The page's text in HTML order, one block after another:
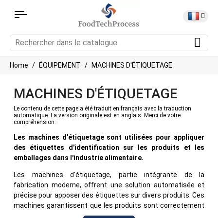
Home ÉQUIPEMENT MACHINES D'ÉTIQUETAGE
MACHINES D'ÉTIQUETAGE
Le contenu de cette page a été traduit en français avec la traduction
automatique. La version originale est en anglais. Merci de votre
compréhension.
Les machines d'étiquetage sont utilisées pour appliquer
des étiquettes d'identification sur les produits et les
emballages dans l'industrie alimentaire.
Les machines d'étiquetage, partie intégrante de la
fabrication moderne, offrent une solution automatisée et
précise pour apposer des étiquettes sur divers produits. Ces
machines garantissent que les produits sont correctement
identifiés, marqués et tracés tout au long de leur parcours,